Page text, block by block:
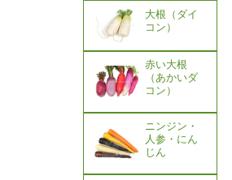
大根（ダイ
コン）
赤い大根
（あかいダ
コン）
ニンジン・
人参・にん
じん